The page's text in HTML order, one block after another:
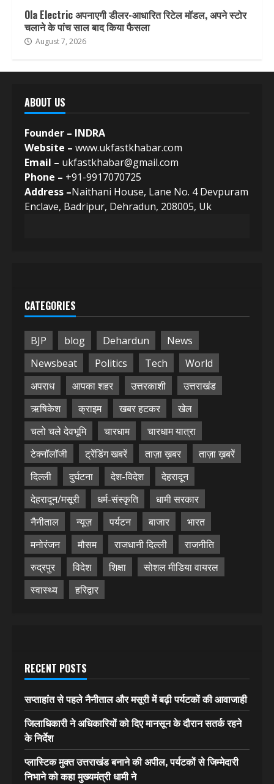
Ola Electric अपनाएगी डीलर-आधारित रिटेल मॉडल, अपने स्टोर
चलाने के पांच साल बाद किया फैसला
August 7, 2026
ABOUT US
Founder – INDRA
Website – www.ukfastkhabar.com
Email – ukfastkhabar@gmail.com
Phone – +91-9917070725
Address –Naithani House, Lane No. 4 Devpuram
Enclave, Badripur, Dehradun, 208005, Uk
CATEGORIES
BJP blog Dehardun
News
Newsbeat
Politics Tech
World
अपराध
आपका शहर उत्तरकाशी
उत्तराखंड
ऋषिकेश
क्राइम खबर हटकर
खेल
चलो चले देवभूमि
चारधाम
चारधाम यात्रा
टेक्नॉलॉजी
ट्रेंडिंग खबरें ताज़ा ख़बर
ताज़ा ख़बरें
दिल्ली
दुर्घटना देश-विदेश
देहरादून
देहरादून/मसूरी
धर्म-संस्कृति
धामी सरकार
नैनीताल
न्यूज़ पर्यटन बाजार
भारत
मनोरंजन
मौसम राजधानी दिल्ली
राजनीति
रुद्रपुर
विदेश शिक्षा
सोशल मीडिया वायरल
स्वास्थ्य
हरिद्वार
RECENT POSTS
सप्ताहांत से पहले नैनीताल और मसूरी में बढ़ी पर्यटकों की आवाजाही
जिलाधिकारी ने अधिकारियों को दिए मानसून के दौरान सतर्क रहने
के निर्देश
प्लास्टिक मुक्त उत्तराखंड बनाने की अपील, पर्यटकों से जिम्मेदारी
निभाने को कहा मुख्यमंत्री धामी ने